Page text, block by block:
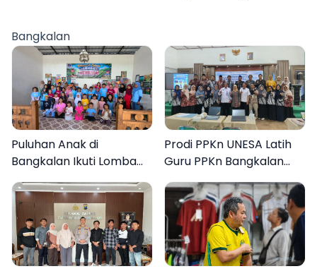
Bangkalan
Puluhan Anak di
Bangkalan Ikuti Lomba
Mewarnai Bertema
Liburan Keluarga
Prodi PPKn UNESA Latih
Guru PPKn Bangkalan
dengan Pembelajaran
Inovasi Teknologi